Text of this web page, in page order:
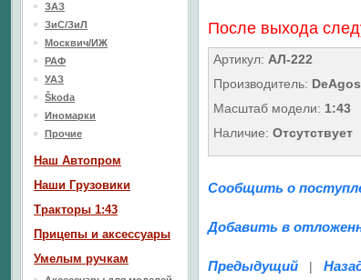
После выхода
Артикул: АЛ-222
Производитель:
Масштаб модели: 1:43
Наличие: Отсутствует
Сообщить о
Добавить в
Предыдущий |
ЗАЗ
ЗиС/ЗиЛ
Москвич/ИЖ
РАФ
УАЗ
Škoda
Иномарки
Прочие
Наш Aвтопром
Наши Грузовики
Тракторы 1:43
Прицепы и аксессуары
Умелым ручкам